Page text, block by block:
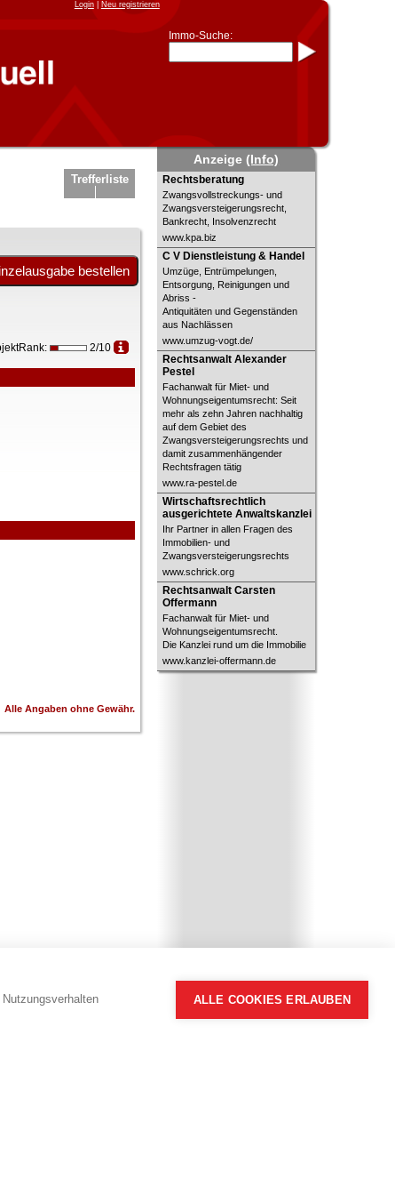
ALLE COOKIES ERLAUBEN
Login| Neu registrieren
Immo-Suche:
* Suche verfeinern durch
Kombinieren
z.B.:15 Frankfurt
Frankfurt/Oder
und6 Frankfurtfür Frankfurt am
Main
Immobiliensuche
nach Kreis
nach Amtsgericht
Trefferliste
2/10
Alle Angaben ohne Gewähr.
Anzeige(Info)
Rechtsberatung
Rechtsberatung
Zwangsvollstreckungs- und
Zwangsversteigerungsrecht,
Bankrecht, Insolvenzrecht
www.kpa.biz
C V Dienstleistung & Handel
C V Dienstleistung & Handel
Umzüge, Entrümpelungen,
Entsorgung, Reinigungen und
Abriss -
Antiquitäten und Gegenständen
aus Nachlässen
www.umzug-vogt.de/
Rechtsanwalt Alexander Pestel
Rechtsanwalt Alexander
Pestel
Fachanwalt für Miet- und
Wohnungseigentumsrecht: Seit
mehr als zehn Jahren nachhaltig
auf dem Gebiet des
Zwangsversteigerungsrechts und
damit zusammenhängender
Rechtsfragen tätig
www.ra-pestel.de
Wirtschaftsrechtlich ausgerichtete
Anwaltskanzlei
Wirtschaftsrechtlich
ausgerichtete Anwaltskanzlei
Ihr Partner in allen Fragen des
Immobilien- und
Zwangsversteigerungsrechts
www.schrick.org
Rechtsanwalt Carsten Offermann
Rechtsanwalt Carsten
Offermann
Fachanwalt für Miet- und
Wohnungseigentumsrecht.
Die Kanzlei rund um die Immobilie
www.kanzlei-offermann.de